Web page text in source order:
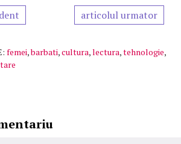
articolul urmator
femei,barbati,cultura,lectura,tehnologie,